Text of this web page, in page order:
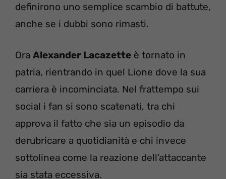
definirono uno semplice scambio di battute,
anche se i dubbi sono rimasti.
Ora Alexander Lacazette è tornato in
patria, rientrando in quel Lione dove la sua
carriera è incominciata. Nel frattempo sui
social i fan si sono scatenati, tra chi
approva il fatto che sia un episodio da
derubricare a quotidianità e chi invece
sottolinea come la reazione dell’attaccante
sia stata eccessiva.